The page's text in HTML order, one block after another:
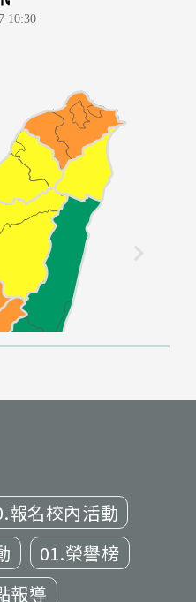
報名校內活動
01.榮譽榜
報導